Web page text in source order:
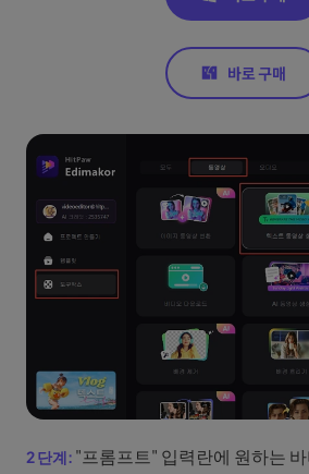
"프롬프트" 입력란에 원하는